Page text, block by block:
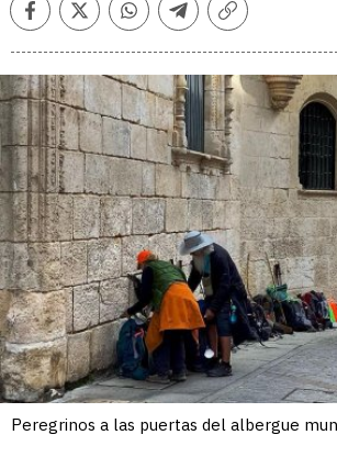
FacebookTwitterWhatsappTelegramCopiar
Peregrinos a las puertas del albergue